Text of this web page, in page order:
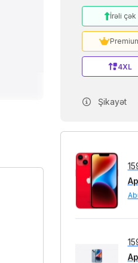
İrəli çək
4XL
Şikayət